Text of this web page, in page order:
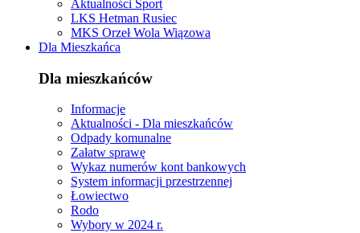
Aktualności Sport
LKS Hetman Rusiec
MKS Orzeł Wola Wiązowa
Dla Mieszkańca
Dla mieszkańców
Informacje
Aktualności - Dla mieszkańców
Odpady komunalne
Załatw sprawę
Wykaz numerów kont bankowych
System informacji przestrzennej
Łowiectwo
Rodo
Wybory w 2024 r.